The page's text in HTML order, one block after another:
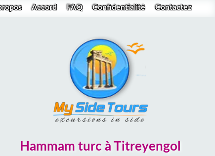
Accord FAQ Confidentialité Contactez
Hammam turc à Titreyengol